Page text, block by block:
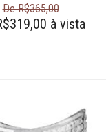
De R$365,00
à vista